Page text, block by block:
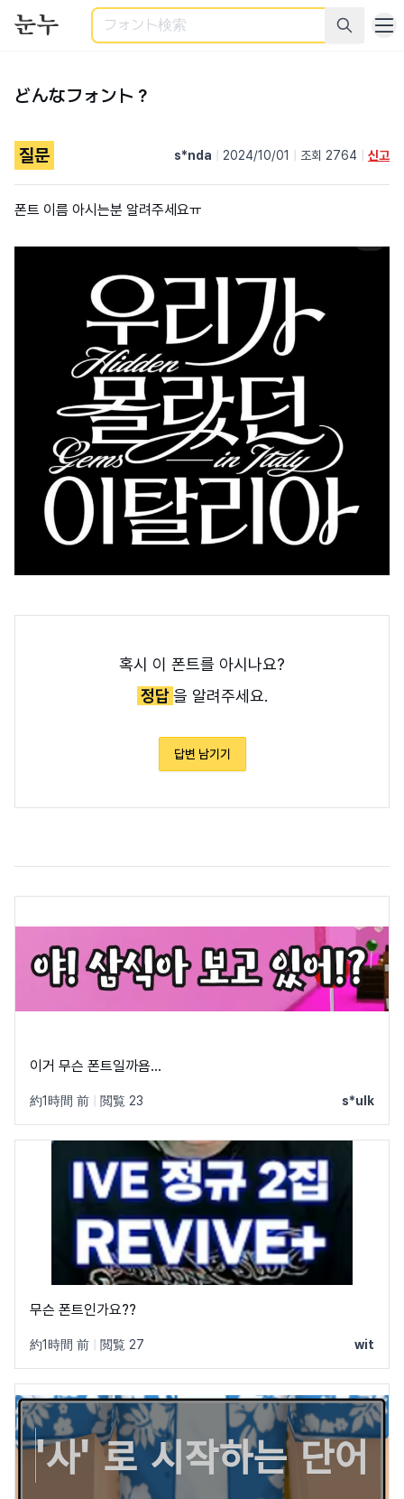
検索
どんなフォント？
질문 s*nda 2024/10/01 조회 2764 신고
폰트 이름 아시는분 알려주세요ㅠ
혹시 이 폰트를 아시나요?
정답을 알려주세요.
답변 남기기
이거 무슨 폰트일까욤...
約1時間 前 閲覧 23 s*ulk
무슨 폰트인가요??
約1時間 前 閲覧 27 wit